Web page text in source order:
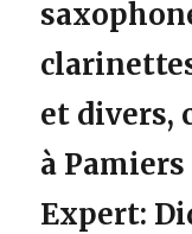
et divers,
à Pamiers
Expert: